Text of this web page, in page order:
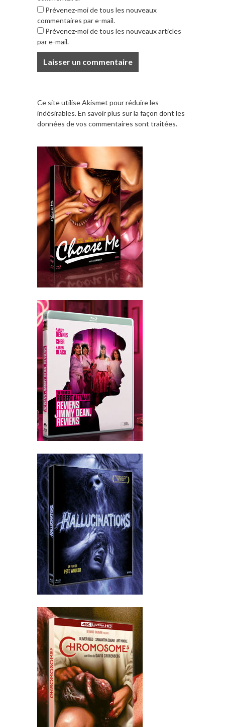
Prévenez-moi de tous les nouveaux
commentaires par e-mail.
Prévenez-moi de tous les nouveaux articles
par e-mail.
Ce site utilise Akismet pour réduire les
indésirables.En savoir plus sur la façon dont les
données de vos commentaires sont traitées.